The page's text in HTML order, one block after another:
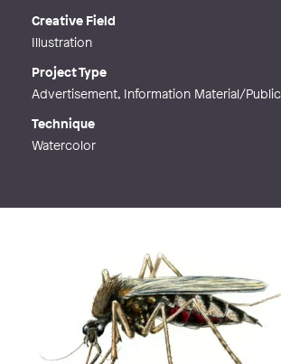
Creative Field
Illustration
Project Type
Advertisement, Information Material/
Technique
Watercolor